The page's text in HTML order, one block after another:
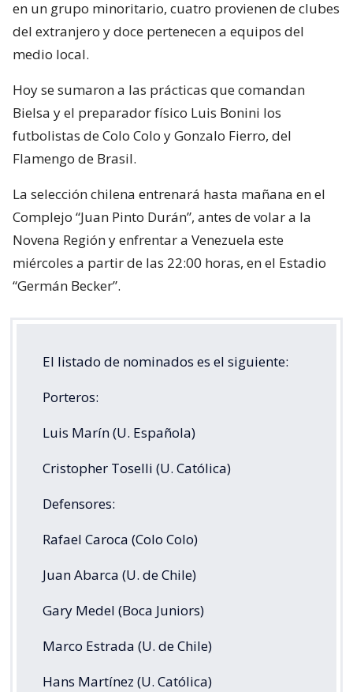
en un grupo minoritario, cuatro provienen de clubes
del extranjero y doce pertenecen a equipos del
medio local.
Hoy se sumaron a las prácticas que comandan
Bielsa y el preparador físico Luis Bonini los
futbolistas de Colo Colo y Gonzalo Fierro, del
Flamengo de Brasil.
La selección chilena entrenará hasta mañana en el
Complejo “Juan Pinto Durán”, antes de volar a la
Novena Región y enfrentar a Venezuela este
miércoles a partir de las 22:00 horas, en el Estadio
“Germán Becker”.
El listado de nominados es el siguiente:
Porteros:
Luis Marín (U. Española)
Cristopher Toselli (U. Católica)
Defensores:
Rafael Caroca (Colo Colo)
Juan Abarca (U. de Chile)
Gary Medel (Boca Juniors)
Marco Estrada (U. de Chile)
Hans Martínez (U. Católica)